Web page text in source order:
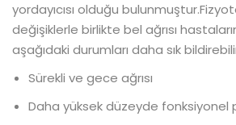
yordayıcısı olduğu
değişiklerle birlikte bel ağrısı
aşağıdaki durumları daha sık
Sürekli ve gece ağrısı
Daha yüksek düzeyde fonksiyonel